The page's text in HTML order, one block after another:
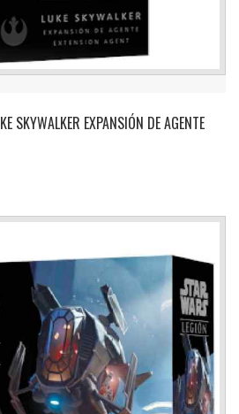
SKYWALKER EXPANSIÓN DE AGENTE